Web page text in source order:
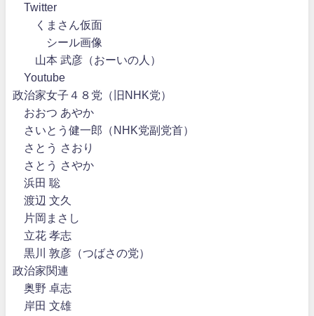
Twitter
くまさん仮面
シール画像
山本 武彦（おーいの人）
Youtube
政治家女子４８党（旧NHK党）
おおつ あやか
さいとう健一郎（NHK党副党首）
さとう さおり
さとう さやか
浜田 聡
渡辺 文久
片岡まさし
立花 孝志
黒川 敦彦（つばさの党）
政治家関連
奥野 卓志
岸田 文雄